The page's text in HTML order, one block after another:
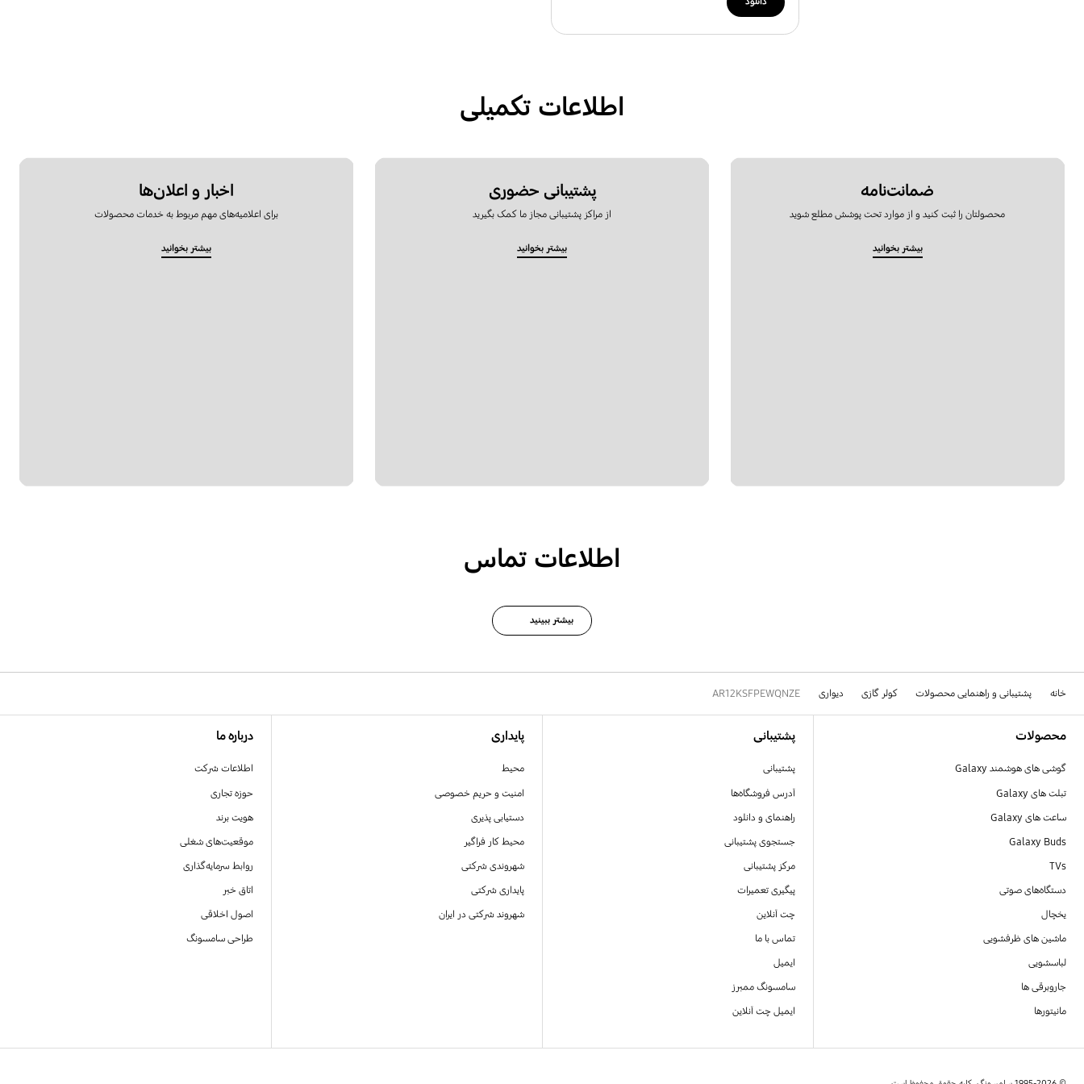
اطلاعات تکمیلی
ضمانت‌نامه
محصولتان را ثبت کنید و از موارد تحت پوشش مطلع شوید
بیشتر بخوانید
پشتیبانی حضوری
از مراکز پشتیبانی مجاز ما کمک بگیرید
بیشتر بخوانید
اخبار و اعلان‌ها
برای اعلامیه‌های مهم مربوط به خدمات محصولات
بیشتر بخوانید
اطلاعات تماس
بیشتر ببینید
خانه پشتیبانی و راهنمایی محصولات کولر گازی دیواری AR12KSFPEWQNZE
محصولات
گوشی های هوشمند Galaxy
تبلت های Galaxy
ساعت های Galaxy
Galaxy Buds
TVs
دستگاه‌های صوتی
یخچال
ماشین های ظرفشویی
لباسشویی
جاروبرقی ها
مانیتورها
پشتیبانی
پشتیبانی
آدرس فروشگاه‌ها
راهنمای و دانلود
جستجوی پشتیبانی
مرکز پشتیبانی
پیگیری تعمیرات
چت آنلاین
تماس با ما
ایمیل
سامسونگ ممبرز
ایمیل چت آنلاین
پایداری
محیط
امنیت و حریم خصوصی
دستیابی پذیری
محیط کار فراگیر
شهروندی شرکتی
پایداری شرکتی
شهروند شرکتی در ایران
درباره ما
اطلاعات شرکت
حوزه تجاری
هویت برند
موقعیت‌های شغلی
روابط سرمایه‌گذاری
اتاق خبر
اصول اخلاقی
طراحی سامسونگ